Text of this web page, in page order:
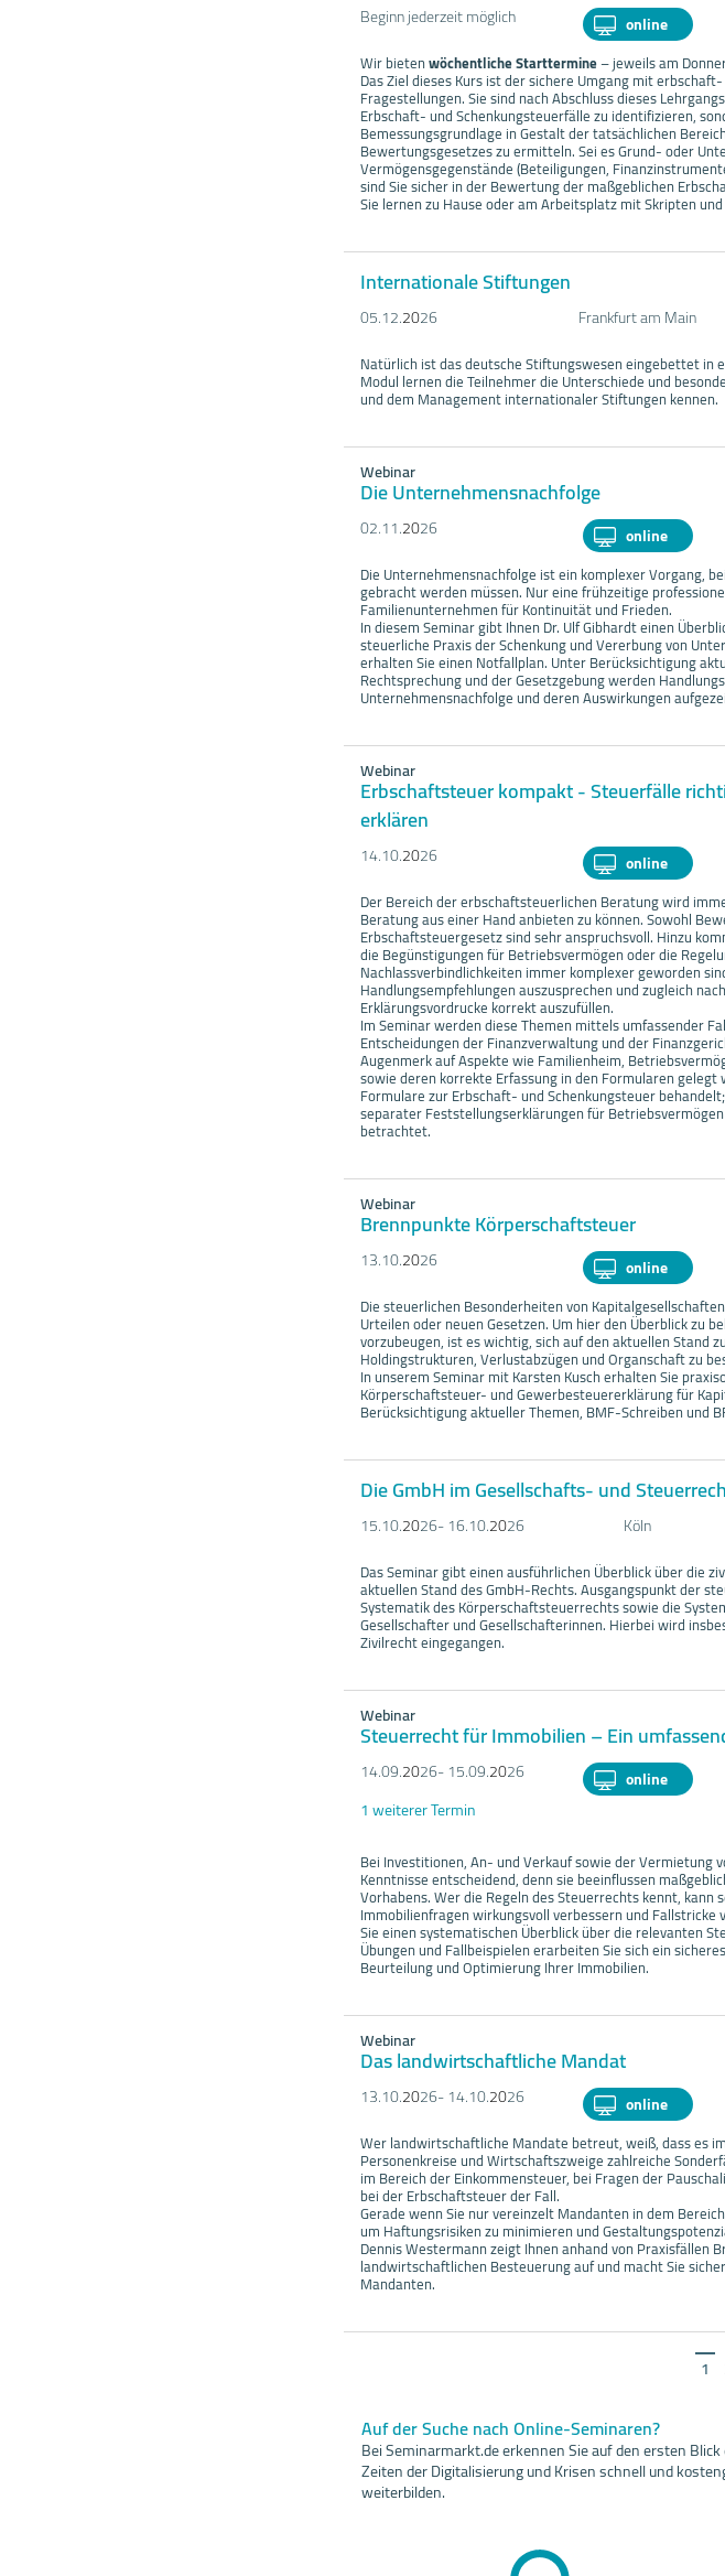
Beginn jederzeit möglich online
Wir bietenwöchentliche Starttermine– jeweils am
Das Ziel dieses Kurs ist der sichere Umgang mit
Fragestellungen. Sie sind nach Abschluss dieses
Erbschaft- und Schenkungsteuerfälle zu identifizieren,
Bemessungsgrundlage in Gestalt der tatsächlichen
Bewertungsgesetzes zu ermitteln. Sei es Grund- oder
Vermögensgegenstände (Beteiligungen,
sind Sie sicher in der Bewertung der maßgeblichen
Sie lernen zu Hause oder am Arbeitsplatz mit Skripten
Internationale Stiftungen
05.12.2026 Frankfurt am Main
Natürlich ist das deutsche Stiftungswesen eingebettet in
Modul lernen die Teilnehmer die Unterschiede und
und dem Management internationaler Stiftungen kennen.
Webinar
Die Unternehmensnachfolge
02.11.2026 online
Die Unternehmensnachfolge ist ein komplexer Vorgang,
gebracht werden müssen. Nur eine frühzeitige
Familienunternehmen für Kontinuität und Frieden.
In diesem Seminar gibt Ihnen Dr. Ulf Gibhardt einen
steuerliche Praxis der Schenkung und Vererbung von
erhalten Sie einen Notfallplan. Unter Berücksichtigung
Rechtsprechung und der Gesetzgebung werden
Unternehmensnachfolge und deren Auswirkungen
Webinar
Erbschaftsteuer kompakt - Steuerfälle
erklären
14.10.2026 online
Der Bereich der erbschaftsteuerlichen Beratung wird
Beratung aus einer Hand anbieten zu können. Sowohl
Erbschaftsteuergesetz sind sehr anspruchsvoll. Hinzu
die Begünstigungen für Betriebsvermögen oder die
Nachlassverbindlichkeiten immer komplexer geworden
Handlungsempfehlungen auszusprechen und zugleich
Erklärungsvordrucke korrekt auszufüllen.
Im Seminar werden diese Themen mittels umfassender
Entscheidungen der Finanzverwaltung und der
Augenmerk auf Aspekte wie Familienheim,
sowie deren korrekte Erfassung in den Formularen gelegt
Formulare zur Erbschaft- und Schenkungsteuer
separater Feststellungserklärungen für
betrachtet.
Webinar
Brennpunkte Körperschaftsteuer
13.10.2026 online
Die steuerlichen Besonderheiten von
Urteilen oder neuen Gesetzen. Um hier den Überblick zu
vorzubeugen, ist es wichtig, sich auf den aktuellen Stand
Holdingstrukturen, Verlustabzügen und Organschaft zu
In unserem Seminar mit Karsten Kuscherhalten Sie
Körperschaftsteuer- und Gewerbesteuererklärung für
Berücksichtigung aktueller Themen, BMF-Schreiben und
Die GmbH im Gesellschafts- und
15.10.2026- 16.10.2026 Köln
Das Seminar gibt einen ausführlichen Überblick über die
aktuellen Stand des GmbH-Rechts. Ausgangspunkt der
Systematik des Körperschaftsteuerrechts sowie die
Gesellschafter und Gesellschafterinnen. Hierbei wird
Zivilrecht eingegangen.
Webinar
Steuerrecht für Immobilien – Ein
14.09.2026- 15.09.2026 online
1 weiterer Termin
Bei Investitionen, An- und Verkauf sowie der Vermietung
Kenntnisse entscheidend, denn sie beeinflussen
Vorhabens. Wer die Regeln des Steuerrechts kennt, kann
Immobilienfragen wirkungsvoll verbessern und
Sie einen systematischen Überblick über die relevanten
Übungen und Fallbeispielen erarbeiten Sie sich ein
Beurteilung und Optimierung Ihrer Immobilien.
Webinar
Das landwirtschaftliche Mandat
13.10.2026- 14.10.2026 online
Wer landwirtschaftliche Mandate betreut, weiß, dass es
Personenkreise und Wirtschaftszweige zahlreiche
im Bereich der Einkommensteuer, bei Fragen der
bei der Erbschaftsteuer der Fall.
Gerade wenn Sie nur vereinzelt Mandanten in dem
um Haftungsrisiken zu minimieren und
Dennis Westermann zeigt Ihnen anhand von Praxisfällen
landwirtschaftlichen Besteuerung auf und macht Sie
Mandanten.
1
Auf der Suche nach Online-Seminaren?
Bei Seminarmarkt.de erkennen Sie auf den ersten
Zeiten der Digitalisierung und Krisen schnell und
weiterbilden.